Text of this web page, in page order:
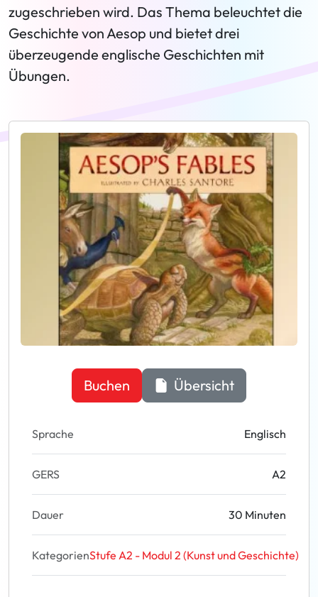
zugeschrieben wird. Das Thema beleuchtet die
Geschichte von Aesop und bietet drei
überzeugende englische Geschichten mit
Übungen.
Buchen Übersicht
Sprache Englisch
GERS A2
Dauer 30 Minuten
KategorienStufe A2 - Modul 2 (Kunst und Geschichte)